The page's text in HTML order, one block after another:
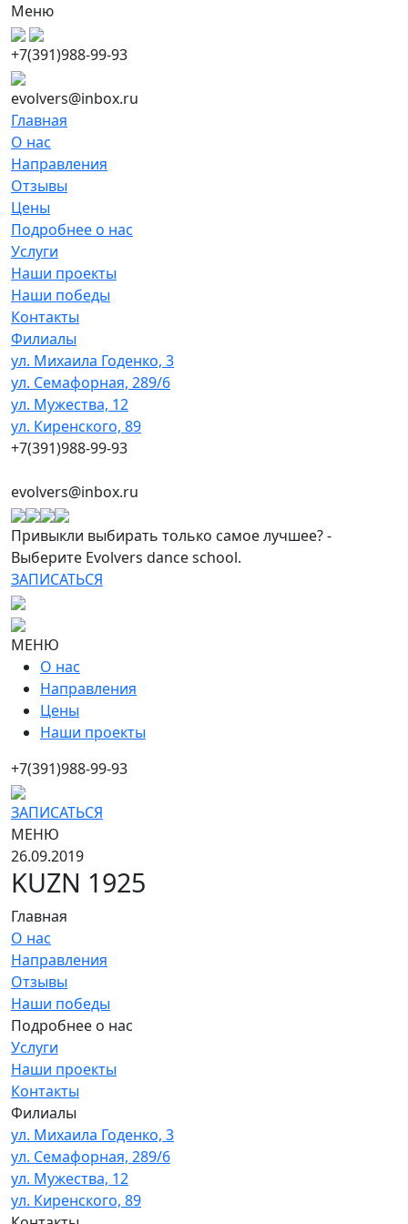
Меню
+7(391)988-99-93
evolvers@inbox.ru
Главная
О нас
Направления
Отзывы
Цены
Подробнее о нас
Услуги
Наши проекты
Наши победы
Контакты
Филиалы
ул. Михаила Годенко, 3
ул. Семафорная, 289/6
ул. Мужества, 12
ул. Киренского, 89
+7(391)988-99-93
evolvers@inbox.ru
Привыкли выбирать только самое лучшее? -
Выберите Evolvers dance school.
ЗАПИСАТЬСЯ
МЕНЮ
О нас
Направления
Цены
Наши проекты
+7(391)988-99-93
ЗАПИСАТЬСЯ
МЕНЮ
26.09.2019
KUZN 1925
Главная
О нас
Направления
Отзывы
Наши победы
Подробнее о нас
Услуги
Наши проекты
Контакты
Филиалы
ул. Михаила Годенко, 3
ул. Семафорная, 289/6
ул. Мужества, 12
ул. Киренского, 89